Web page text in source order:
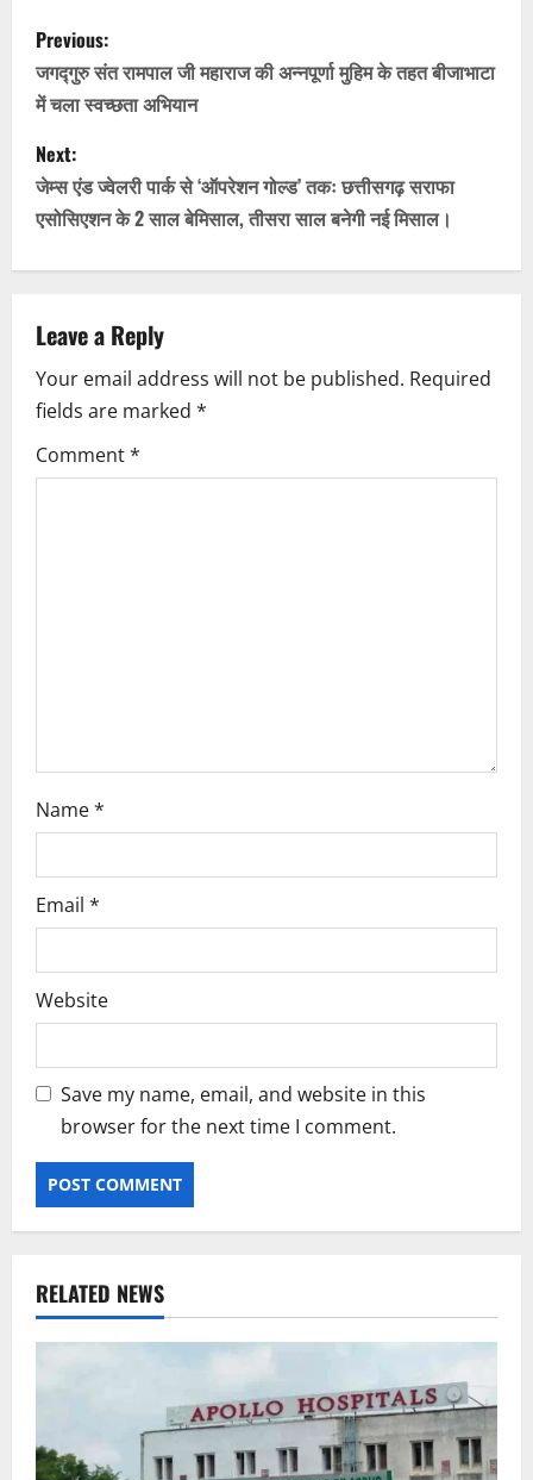
P
o
s
t
n
a
v
i
g
a
Previous:
जगद्गुरु संत रामपाल जी महाराज की अन्नपूर्णा मुहिम के तहत बीजाभाटा
में चला स्वच्छता अभियान
Next:
जेम्स एंड ज्वेलरी पार्क से ‘ऑपरेशन गोल्ड’ तकः छत्तीसगढ़ सराफा
एसोसिएशन के 2 साल बेमिसाल, तीसरा साल बनेगी नई मिसाल।
Leave a Reply
Your email address will not be published. Required
fields are marked *
Comment*
Name*
Email *
Website
Save my name, email, and website in this
browser for the next time I comment.
RELATED NEWS